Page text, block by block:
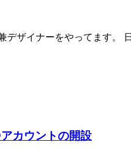
デザイナーをやってます。
カウントの開設